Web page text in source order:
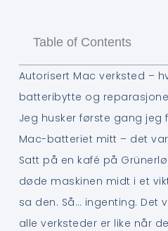
Table of Contents
Autorisert Mac verksted –
batteribytte og
Jeg husker første gang jeg
Mac-batteriet mitt – det
Satt på en kafé på
døde maskinen midt i et
sa den. Så… ingenting. Det
alle verksteder er like når